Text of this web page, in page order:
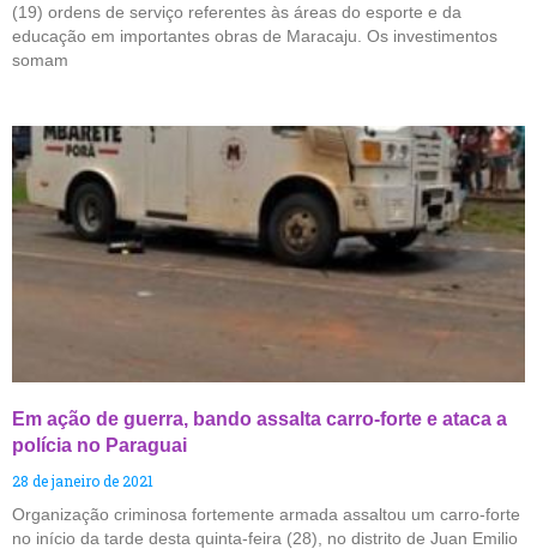
(19) ordens de serviço referentes às áreas do esporte e da
educação em importantes obras de Maracaju. Os investimentos
somam
Em ação de guerra, bando assalta carro-forte e ataca a
polícia no Paraguai
28 de janeiro de 2021
Organização criminosa fortemente armada assaltou um carro-forte
no início da tarde desta quinta-feira (28), no distrito de Juan Emilio